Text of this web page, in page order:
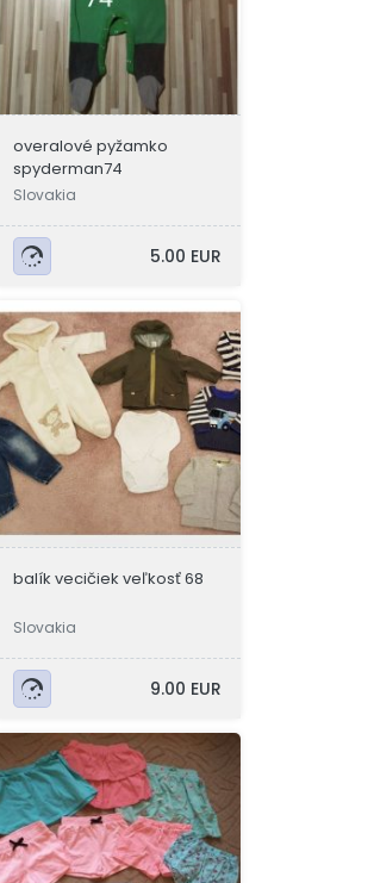
overalové pyžamko
spyderman74
Slovakia
5.00 EUR
balík vecičiek veľkosť 68
Slovakia
9.00 EUR